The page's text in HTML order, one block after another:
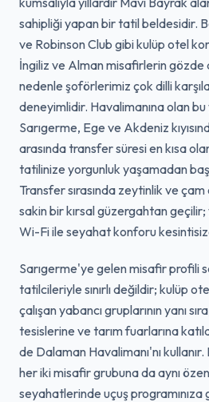
sahipliği yapan bir tatil beldesidir.
ve Robinson Club gibi kulüp otel
İngiliz ve Alman misafirlerin gözde
nedenle şoförlerimiz çok dilli
deneyimlidir. Havalimanına olan bu
Sarıgerme, Ege ve Akdeniz
arasında transfer süresi en kısa
tatilinize yorgunluk yaşamadan
Transfer sırasında zeytinlik ve
sakin bir kırsal güzergahtan
Wi-Fi ile seyahat konforu
Sarıgerme'ye gelen misafir profili
tatilcileriyle sınırlı değildir; kulüp
çalışan yabancı gruplarının yanı
tesislerine ve tarım fuarlarına
de Dalaman Havalimanı'nı
her iki misafir grubuna da aynı
seyahatlerinde uçuş